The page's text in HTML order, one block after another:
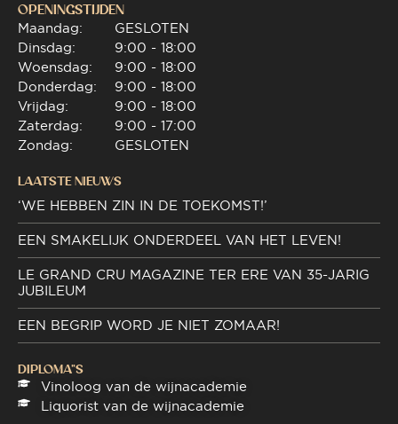
OPENINGSTIJDEN
Maandag:
Dinsdag:
Woensdag:
Donderdag:
Vrijdag:
Zaterdag:
Zondag:
GESLOTEN
9:00 - 18:00
9:00 - 18:00
9:00 - 18:00
9:00 - 18:00
9:00 - 17:00
GESLOTEN
LAATSTE NIEUWS
‘WE HEBBEN ZIN IN DE TOEKOMST!’
EEN SMAKELIJK ONDERDEEL VAN HET LEVEN!
LE GRAND CRU MAGAZINE TER ERE VAN 35-JARIG
JUBILEUM
EEN BEGRIP WORD JE NIET ZOMAAR!
DIPLOMA"S
Vinoloog van de wijnacademie
Liquorist van de wijnacademie